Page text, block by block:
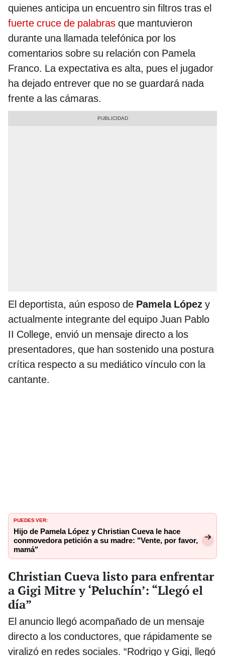
quienes anticipa un encuentro sin filtros tras el
fuerte cruce de palabras que mantuvieron
durante una llamada telefónica por los
comentarios sobre su relación con Pamela
Franco. La expectativa es alta, pues el jugador
ha dejado entrever que no se guardará nada
frente a las cámaras.
El deportista, aún esposo de Pamela López y
actualmente integrante del equipo Juan Pablo
II College, envió un mensaje directo a los
presentadores, que han sostenido una postura
crítica respecto a su mediático vínculo con la
cantante.
PUEDES VER:
Hijo de Pamela López y Christian Cueva le hace
conmovedora petición a su madre: "Vente, por favor,
mamá"
Christian Cueva listo para enfrentar
a Gigi Mitre y ‘Peluchín’: “Llegó el
día”
El anuncio llegó acompañado de un mensaje
directo a los conductores, que rápidamente se
viralizó en redes sociales. “Rodrigo y Gigi, llegó